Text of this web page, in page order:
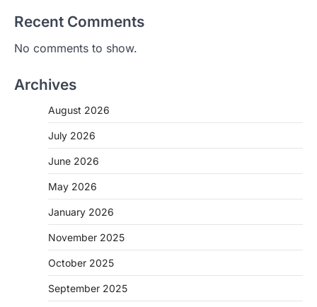
Recent Comments
No comments to show.
Archives
August 2026
July 2026
June 2026
May 2026
January 2026
November 2025
October 2025
September 2025
CHHATTISGARH
CG: 1 से 19 वर्ष तक के बच्चों को निःशुल्क दी
जाएगी एल्बेंडाजोल
More Khabar August 7, 2026
रायपुर। राष्ट्रीय कृमि मुक्ति दिवस भारत सरकार द्वारा
बच्चों के स्वास्थ्य सुधार के लिए वर्ष…